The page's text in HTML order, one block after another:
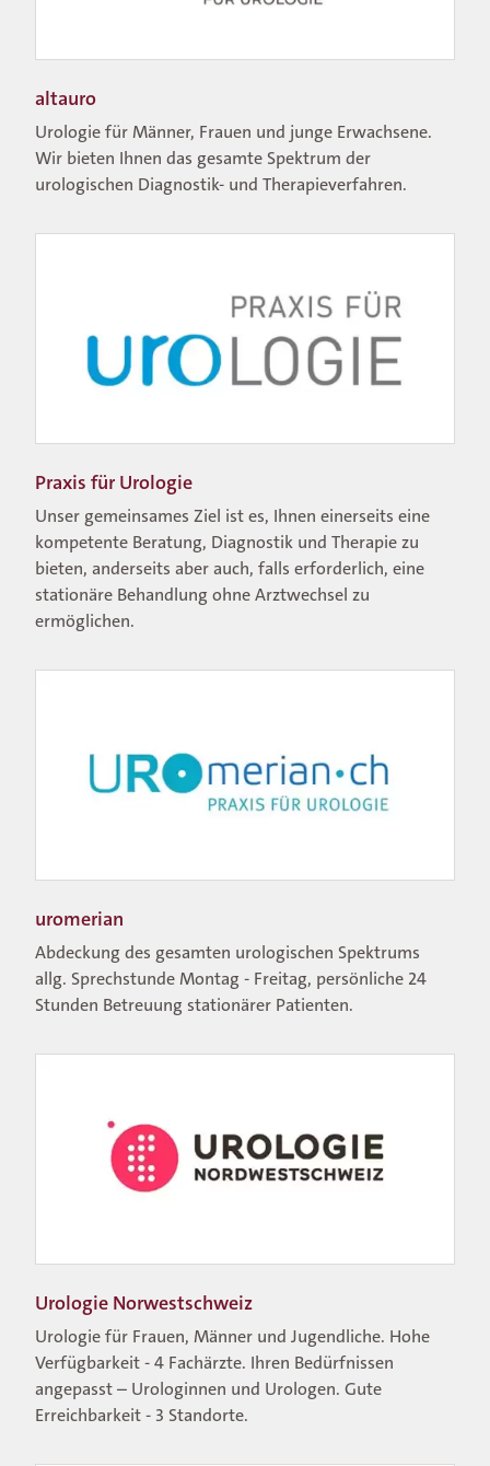
DE FR EN
altauro
Urologie für Männer, Frauen und junge Erwachsene.
Wir bieten Ihnen das gesamte Spektrum der
urologischen Diagnostik- und Therapieverfahren.
Praxis für Urologie
Unser gemeinsames Ziel ist es, Ihnen einerseits eine
kompetente Beratung, Diagnostik und Therapie zu
bieten, anderseits aber auch, falls erforderlich, eine
stationäre Behandlung ohne Arztwechsel zu
ermöglichen.
uromerian
Abdeckung des gesamten urologischen Spektrums
allg. Sprechstunde Montag - Freitag, persönliche 24
Stunden Betreuung stationärer Patienten.
Urologie Norwestschweiz
Urologie für Frauen, Männer und Jugendliche. Hohe
Verfügbarkeit - 4 Fachärzte. Ihren Bedürfnissen
angepasst – Urologinnen und Urologen. Gute
Erreichbarkeit - 3 Standorte.